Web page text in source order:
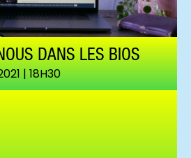
DANS LES BIOS
| 18H30